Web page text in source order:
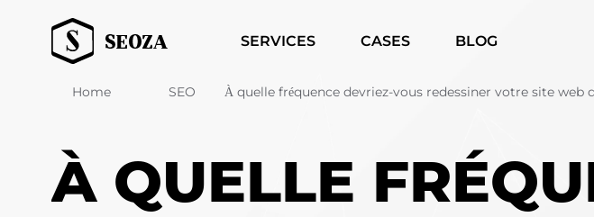
SERVICES CASES BLOG
Home SEO À quelle fréquence devriez-vous redessiner votre site web
À QUELLE